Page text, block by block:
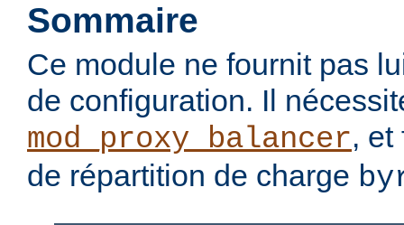
Sommaire
Ce module ne fournit pas
de configuration. Il
mod_proxy_balancer, et
de répartition de charge